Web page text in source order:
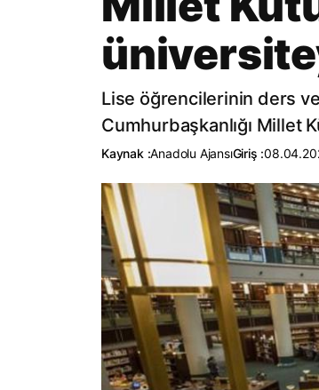
Lise öğrencilerinin ders ve
Cumhurbaşkanlığı Millet
Kaynak :Anadolu AjansıGiriş :